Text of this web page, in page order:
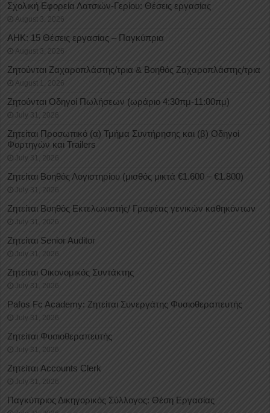
Σχολική Εφορεία Λατσιών-Γερίου: Θέσεις εργασίας
August 3, 2026
ΑΗΚ: 15 Θέσεις εργασίας – Παγκύπρια
August 3, 2026
Ζητούνται Ζαχαροπλάστης/τρια & Βοηθός Ζαχαροπλάστης/τρια
August 1, 2026
Ζητούνται Οδηγοί Πωλήσεων (ωράριο 4:30πμ-11:00πμ)
July 31, 2026
Ζητείται Προσωπικό (α) Τμήμα Συντήρησης και (β) Οδηγοί
Φορτηγών και Trailers
July 31, 2026
Ζητείται Βοηθός Λογιστηρίου (μισθός μικτά €1.600 – €1.800)
July 31, 2026
Ζητείται Βοηθός Εκτελωνιστής/ Γραφέας γενικών καθηκόντων
July 31, 2026
Ζητείται Senior Auditor
July 31, 2026
Ζητείται Οικονομικός Συντάκτης
July 31, 2026
Pafos Fc Academy: Ζητείται Συνεργάτης Φυσιοθεραπευτής
July 31, 2026
Ζητείται Φυσιοθεραπευτής
July 31, 2026
Ζητείται Accounts Clerk
July 31, 2026
Παγκύπριος Δικηγορικός Σύλλογος: Θέση Εργασίας